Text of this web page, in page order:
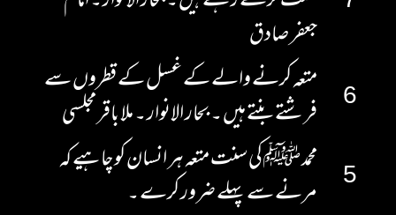
جعفر صادق
6
متعہ کرنے والے کے غسل کے قطروں سے
فرشتے بنتے ہیں ۔ بحار الانوار ۔ ملا باقر مجلسی
5
محمد ﷺ کی سنت متعہ ہر انسان کو چاہیے کہ
مرنے سے پہلے ضرور کرے ۔